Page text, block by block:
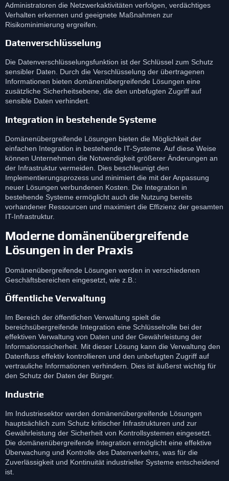
Administratoren die Netzwerkaktivitäten verfolgen, verdächtiges
Verhalten erkennen und geeignete Maßnahmen zur
Risikominimierung ergreifen.
Datenverschlüsselung
Die Datenverschlüsselungsfunktion ist der Schlüssel zum Schutz
sensibler Daten. Durch die Verschlüsselung der übertragenen
Informationen bieten domänenübergreifende Lösungen eine
zusätzliche Sicherheitsebene, die den unbefugten Zugriff auf
sensible Daten verhindert.
Integration in bestehende Systeme
Domänenübergreifende Lösungen bieten die Möglichkeit der
einfachen Integration in bestehende IT-Systeme. Auf diese Weise
können Unternehmen die Notwendigkeit größerer Änderungen an
der Infrastruktur vermeiden. Dies beschleunigt den
Implementierungsprozess und minimiert die mit der Anpassung
neuer Lösungen verbundenen Kosten. Die Integration in
bestehende Systeme ermöglicht auch die Nutzung bereits
vorhandener Ressourcen und maximiert die Effizienz der gesamten
IT-Infrastruktur.
Moderne domänenübergreifende
Lösungen in der Praxis
Domänenübergreifende Lösungen werden in verschiedenen
Geschäftsbereichen eingesetzt, wie z.B.:
Öffentliche Verwaltung
Im Bereich der öffentlichen Verwaltung spielt die
bereichsübergreifende Integration eine Schlüsselrolle bei der
effektiven Verwaltung von Daten und der Gewährleistung der
Informationssicherheit. Mit dieser Lösung kann die Verwaltung den
Datenfluss effektiv kontrollieren und den unbefugten Zugriff auf
vertrauliche Informationen verhindern. Dies ist äußerst wichtig für
den Schutz der Daten der Bürger.
Industrie
Im Industriesektor werden domänenübergreifende Lösungen
hauptsächlich zum Schutz kritischer Infrastrukturen und zur
Gewährleistung der Sicherheit von Kontrollsystemen eingesetzt.
Die domänenübergreifende Integration ermöglicht eine effektive
Überwachung und Kontrolle des Datenverkehrs, was für die
Zuverlässigkeit und Kontinuität industrieller Systeme entscheidend
ist.